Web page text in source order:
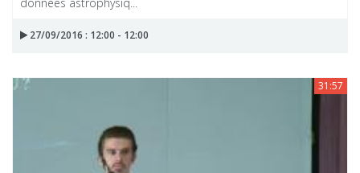
27/09/2016 : 12:00 - 12:00
31:57